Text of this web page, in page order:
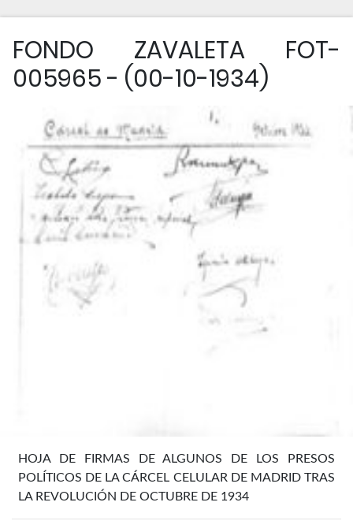
FONDO ZAVALETA FOT-
005965 - (00-10-1934)
HOJA DE FIRMAS DE ALGUNOS DE LOS PRESOS
POLÍTICOS DE LA CÁRCEL CELULAR DE MADRID TRAS
LA REVOLUCIÓN DE OCTUBRE DE 1934